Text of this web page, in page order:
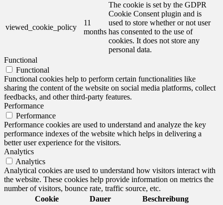
viewed_cookie_policy
11
months
The cookie is set by the GDPR
Cookie Consent plugin and is
used to store whether or not user
has consented to the use of
cookies. It does not store any
personal data.
Functional
Functional
Functional cookies help to perform certain functionalities like
sharing the content of the website on social media platforms, collect
feedbacks, and other third-party features.
Performance
Performance
Performance cookies are used to understand and analyze the key
performance indexes of the website which helps in delivering a
better user experience for the visitors.
Analytics
Analytics
Analytical cookies are used to understand how visitors interact with
the website. These cookies help provide information on metrics the
number of visitors, bounce rate, traffic source, etc.
Cookie
Dauer Beschreibung